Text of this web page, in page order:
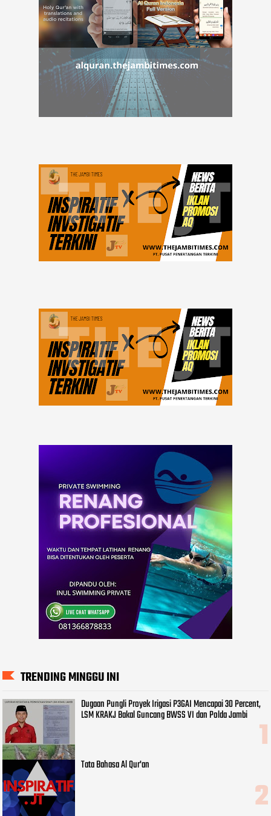
TRENDING MINGGU INI
Dugaan Pungli Proyek Irigasi P3GAI Mencapai 30 Percent,
LSM KRAKJ Bakal Guncang BWSS VI dan Polda Jambi
Tata Bahasa Al Qur'an